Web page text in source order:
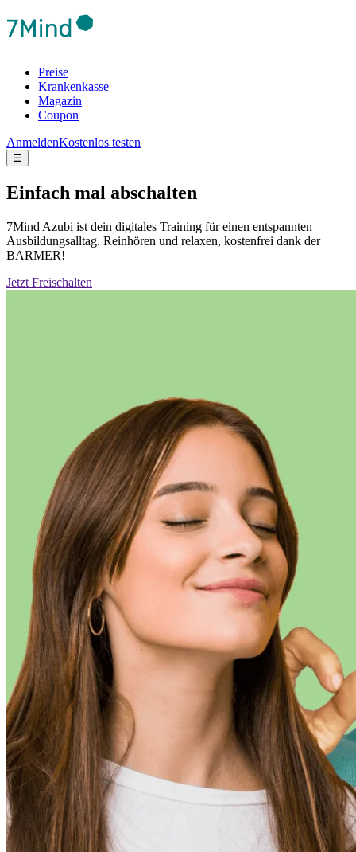
Preise
Krankenkasse
Magazin
Coupon
AnmeldenKostenlos testen
☰
Einfach mal abschalten
7Mind Azubi ist dein digitales Training für einen entspannten
Ausbildungsalltag. Reinhören und relaxen, kostenfrei dank der
BARMER!
Jetzt Freischalten